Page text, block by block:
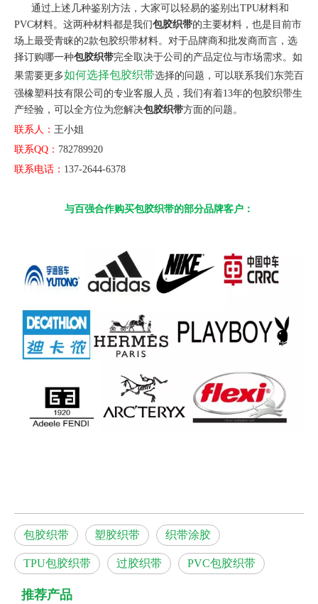
通过上述几种鉴别方法，大家可以轻易的鉴别出TPU材料和
PVC材料。这两种材料都是我们包胶织带的主要材料，也是目前市
场上最受青睐的2款包胶织带材料。对于品牌商和批发商而言，选
择订购哪一种包胶织带完全取决于公司的产品定位与市场需求。如
果需要更多如何选择包胶织带选择的问题，可以联系我们东莞百
强橡塑科技有限公司的专业客服人员，我们有着13年的包胶织带生
产经验，可以全方位为您解决包胶织带方面的问题。
联系人： 王小姐
联系QQ： 782789920
联系电话： 137-2644-6378
与百强合作购买包胶织带的部分品牌客户：
包胶织带 塑胶织带 织带涂胶
TPU包胶织带 过胶织带 PVC包胶织带
推荐产品